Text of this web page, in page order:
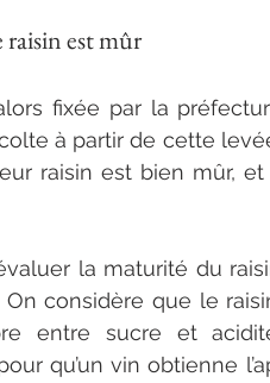
raisin est mûr
fixée par la
à partir de cette
raisin est bien mûr,
la maturité du
On considère que le
entre sucre et
qu’un vin obtienne